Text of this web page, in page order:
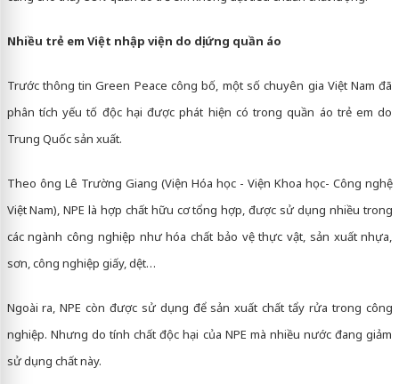
Nhiều trẻ em Việt nhập viện do dị ứng quần áo
Trước thông tin Green Peace công bố, một số chuyên gia Việt Nam đã
phân tích yếu tố độc hại được phát hiện có trong quần áo trẻ em do
Trung Quốc sản xuất.
Theo ông Lê Trường Giang (Viện Hóa học - Viện Khoa học- Công nghệ
Việt Nam), NPE là hợp chất hữu cơ tổng hợp, được sử dụng nhiều trong
các ngành công nghiệp như hóa chất bảo vệ thực vật, sản xuất nhựa,
sơn, công nghiệp giấy, dệt…
Ngoài ra, NPE còn được sử dụng để sản xuất chất tẩy rửa trong công
nghiệp. Nhưng do tính chất độc hại của NPE mà nhiều nước đang giảm
sử dụng chất này.